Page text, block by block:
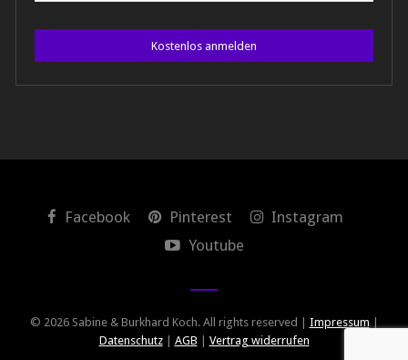
Kostenlos anmelden
Facebook Pinterest
Instagram
Youtube
© 2026 Sabine & Burkhard Koch. All rights reserved | Impressum
Datenschutz| AGB Vertrag widerrufen